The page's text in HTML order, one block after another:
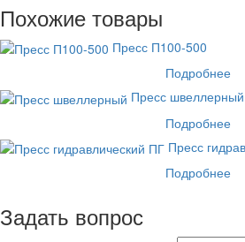
наконец по данной ссылке:
Похожие товары
Пресс П100-500
Подробнее
Пресс швеллерный
Подробнее
Пресс
Подробнее
Задать вопрос